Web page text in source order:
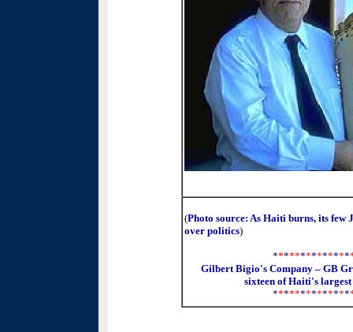
(Photo source: As Haiti burns, its few
over politics)
**************
Gilbert Bigio's Company – GB
sixteen of Haiti's largest
**************